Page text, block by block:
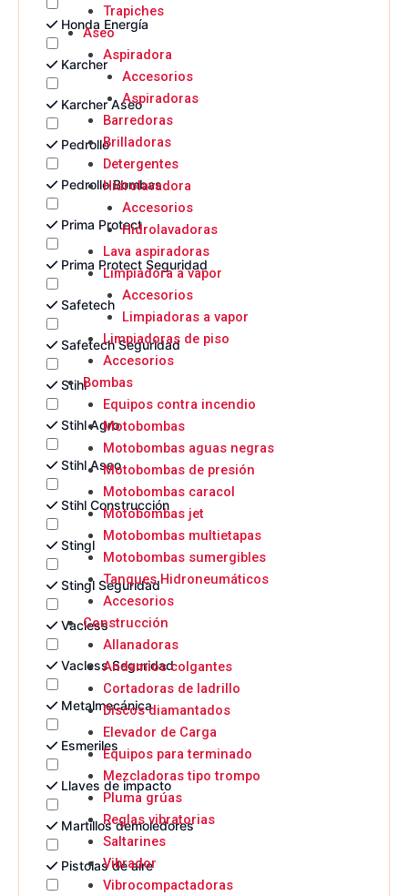
Honda Energía
Karcher
Karcher Aseo
Pedrollo
Pedrollo Bombas
Prima Protect
Prima Protect Seguridad
Safetech
Safetech Seguridad
Stihl
Stihl Agro
Stihl Aseo
Stihl Construcción
Stingl
Stingl Seguridad
Vacless
Vacless Seguridad
Metalmecánica
Esmeriles
Llaves de impacto
Martillos demoledores
Pistolas de aire
Trapiches
Aseo
Aspiradora
Accesorios
Aspiradoras
Barredoras
Brilladoras
Detergentes
Hidrolavadora
Accesorios
Hidrolavadoras
Lava aspiradoras
Limpiadora a vapor
Accesorios
Limpiadoras a vapor
Limpiadoras de piso
Accesorios
Bombas
Equipos contra incendio
Motobombas
Motobombas aguas negras
Motobombas de presión
Motobombas caracol
Motobombas jet
Motobombas multietapas
Motobombas sumergibles
Tanques Hidroneumáticos
Accesorios
Construcción
Allanadoras
Andamios colgantes
Cortadoras de ladrillo
Discos diamantados
Elevador de Carga
Equipos para terminado
Mezcladoras tipo trompo
Pluma grúas
Reglas vibratorias
Saltarines
Vibrador
Vibrocompactadoras